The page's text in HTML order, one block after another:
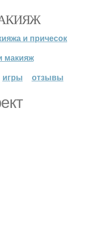
и причесок
макияж
игры отзывы